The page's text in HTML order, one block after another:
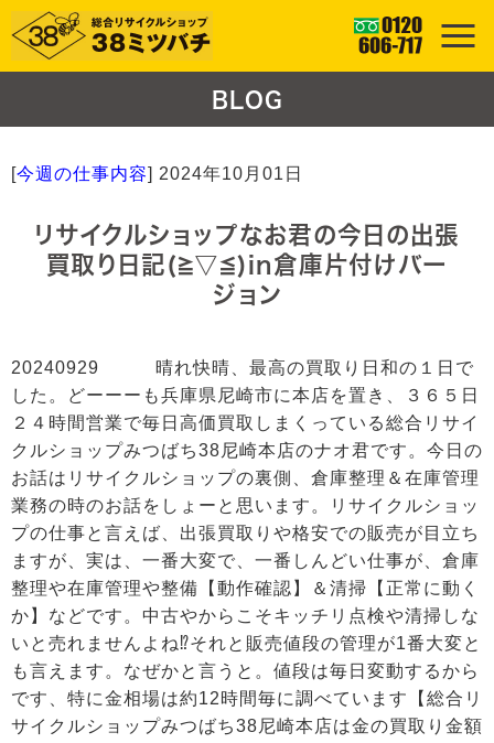
BLOG
[今週の仕事内容] 2024年10月01日
リサイクルショップなお君の今日の出張
買取り日記(≧▽≦)in倉庫片付けバー
ジョン
20240929 晴れ快晴、最高の買取り日和の１日で
した。どーーーも兵庫県尼崎市に本店を置き、３６５日
２４時間営業で毎日高価買取しまくっている総合リサイ
クルショップみつばち38尼崎本店のナオ君です。今日の
お話はリサイクルショップの裏側、倉庫整理＆在庫管理
業務の時のお話をしょーと思います。リサイクルショッ
プの仕事と言えば、出張買取りや格安での販売が目立ち
ますが、実は、一番大変で、一番しんどい仕事が、倉庫
整理や在庫管理や整備【動作確認】＆清掃【正常に動く
か】などです。中古やからこそキッチリ点検や清掃しな
いと売れませんよね⁉それと販売値段の管理が1番大変と
も言えます。なぜかと言うと。値段は毎日変動するから
です、特に金相場は約12時間毎に調べています【総合リ
サイクルショップみつばち38尼崎本店は金の買取り金額